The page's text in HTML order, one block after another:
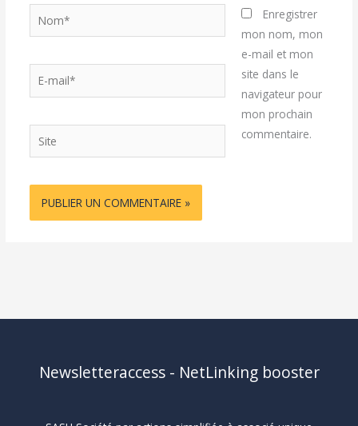
mail*
Enregistrer
mon nom, mon
e-mail et mon
site dans le
navigateur pour
mon prochain
commentaire.
Newsletteraccess - NetLinking booster